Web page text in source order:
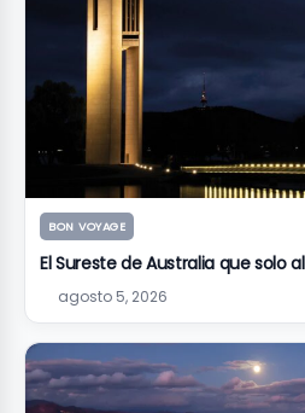
BON VOYAGE
El Sureste de Australia que solo
agosto 5, 2026